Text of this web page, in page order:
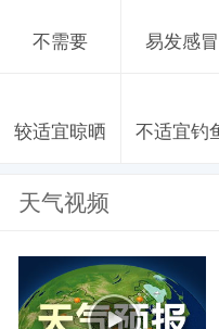
不需要 易发感冒
较适宜晾晒 不适宜钓
天气视频